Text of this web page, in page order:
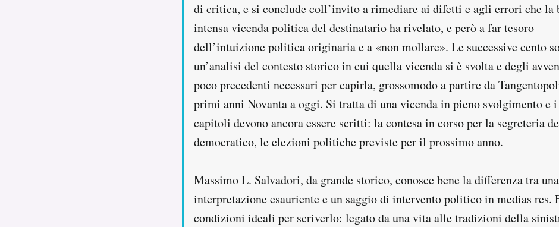
di critica, e si conclude coll’invito a rimediare ai difetti e agli errori che la
intensa vicenda politica del destinatario ha rivelato, e però a far tesoro
dell’intuizione politica originaria e a «non mollare». Le successive cento
un’analisi del contesto storico in cui quella vicenda si è svolta e degli
poco precedenti necessari per capirla, grossomodo a partire da
primi anni Novanta a oggi. Si tratta di una vicenda in pieno svolgimento e
capitoli devono ancora essere scritti: la contesa in corso per la segreteria
democratico, le elezioni politiche previste per il prossimo anno.
Massimo L. Salvadori, da grande storico, conosce bene la differenza tra una
interpretazione esauriente e un saggio di intervento politico in medias res.
condizioni ideali per scriverlo: legato da una vita alle tradizioni della